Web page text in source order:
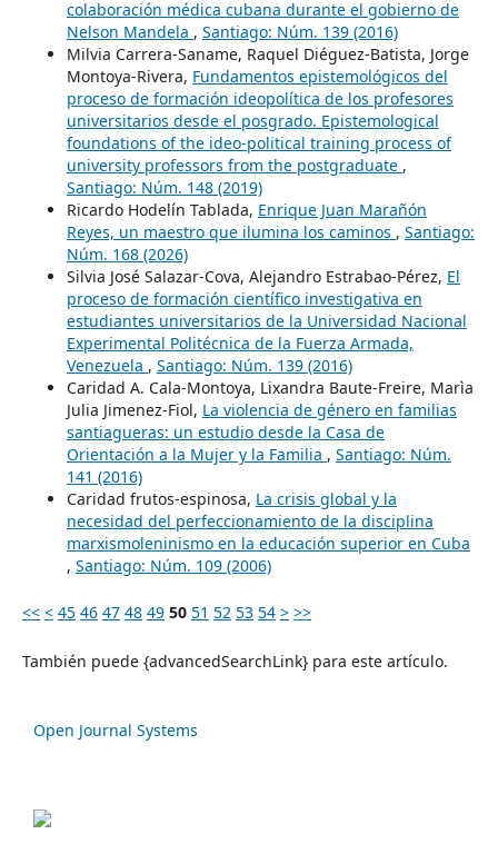
colaboración médica cubana durante el gobierno de
Nelson Mandela , Santiago: Núm. 139 (2016)
Milvia Carrera-Saname, Raquel Diéguez-Batista, Jorge
Montoya-Rivera, Fundamentos epistemológicos del
proceso de formación ideopolítica de los profesores
universitarios desde el posgrado. Epistemological
foundations of the ideo-political training process of
university professors from the postgraduate ,
Santiago: Núm. 148 (2019)
Ricardo Hodelín Tablada, Enrique Juan Marañón
Reyes, un maestro que ilumina los caminos , Santiago:
Núm. 168 (2026)
Silvia José Salazar-Cova, Alejandro Estrabao-Pérez, El
proceso de formación científico investigativa en
estudiantes universitarios de la Universidad Nacional
Experimental Politécnica de la Fuerza Armada,
Venezuela , Santiago: Núm. 139 (2016)
Caridad A. Cala-Montoya, Lixandra Baute-Freire, Marìa
Julia Jimenez-Fiol, La violencia de género en familias
santiagueras: un estudio desde la Casa de
Orientación a la Mujer y la Familia , Santiago: Núm.
141 (2016)
Caridad frutos-espinosa, La crisis global y la
necesidad del perfeccionamiento de la disciplina
marxismoleninismo en la educación superior en Cuba
, Santiago: Núm. 109 (2006)
<< < 45 46 47 48 49 50 51 52 53 54 > >>
También puede {advancedSearchLink} para este artículo.
Open Journal Systems